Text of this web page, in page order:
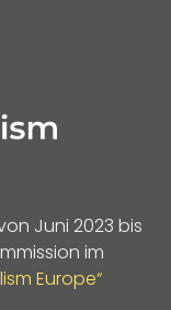
Juni 2023 bis
im
Europe“